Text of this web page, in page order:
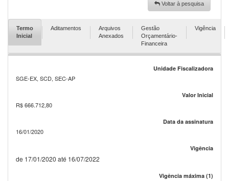
Voltar à pesquisa
Termo
Inicial
Aditamentos
Arquivos
Anexados
Gestão
Orçamentário-
Financeira
Vigência
Unidade Fiscalizadora
SGE-EX, SCD, SEC-AP
Valor Inicial
R$ 666.712,80
Data da assinatura
16/01/2020
Vigência
de 17/01/2020 até 16/07/2022
Vigência máxima (1)